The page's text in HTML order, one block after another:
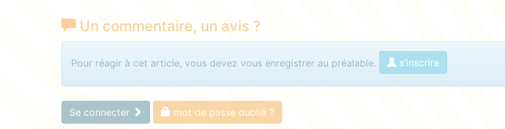
Un commentaire, un avis ?
Identifiez-vous pour commenter
Pour réagir à cet article, vous devez vous enregistrer au préalable. s’inscrire
Se connecter mot de passe oublié ?